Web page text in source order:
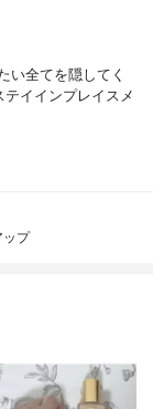
い全てを隠してく
イインプレイスメ
ップ